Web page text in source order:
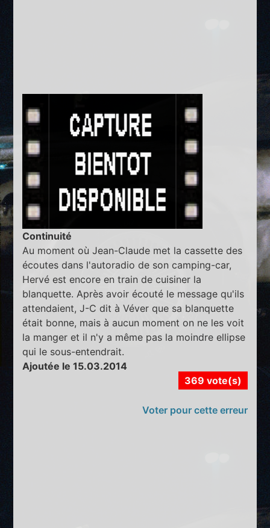
Continuité
Au moment où Jean-Claude met la cassette des
écoutes dans l'autoradio de son camping-car,
Hervé est encore en train de cuisiner la
blanquette. Après avoir écouté le message qu'ils
attendaient, J-C dit à Véver que sa blanquette
était bonne, mais à aucun moment on ne les voit
la manger et il n'y a même pas la moindre ellipse
qui le sous-entendrait.
Ajoutée le 15.03.2014
369 vote(s)
Voter pour cette erreur